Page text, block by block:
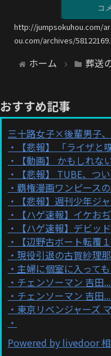
コ
http://jumpsokuhou.com/
ou.com/archives/
ホーム 葬送
おすすめ記事
三十路女子×後輩男子
【悲報】 「ライザ
【動画】 かもしれな
【悲報】 TUBE、つ
覇権漫画ワンピース
【悲報】週刊少年ジ
【ハゲ速報】イケお
【ハゲ速報】デビッ
【辺野古ボート転覆
現役引退の古賀紗理
主婦に個室に入って
チェンソーマン 吉田
チェンソーマン 吉田
東京リベンジャーズ
Powered by livedoor 相